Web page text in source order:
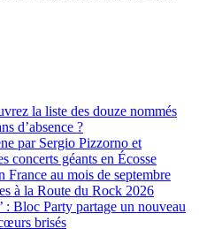
la liste des douze nommés
d’absence ?
par Sergio Pizzorno et
concerts géants en Écosse
France au mois de septembre
à la Route du Rock 2026
: Bloc Party partage un nouveau
brisés